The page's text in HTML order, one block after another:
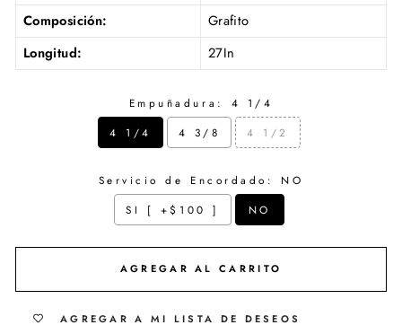
Composición:
Grafito
Longitud:
27In
Empuñadura:
4 1/4
4 1/4
4 3/8 4 1/2
Servicio de Encordado:
NO
SI [ +$100 ]
NO
Selection will add$ 0.00 to the price
AGREGAR AL CARRITO
AGREGAR A MI LISTA DE DESEOS